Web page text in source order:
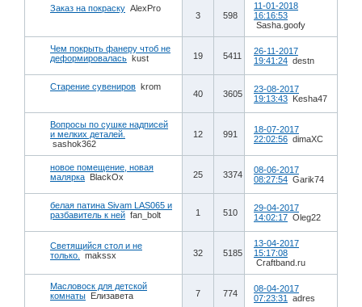
Заказ на покраску AlexPro
3 598
11-01-2018
16:16:53
Sasha.goofy
Чем покрыть фанеру чтоб не
деформировалась kust 19 5411
26-11-2017
19:41:24 destn
Старение сувениров krom
40 3605
23-08-2017
19:13:43 Kesha47
Вопросы по сушке надписей
и мелких деталей.
sashok362
12 991
18-07-2017
22:02:56 dimaXC
новое помещение, новая
малярка BlackOx 25 3374
08-06-2017
08:27:54 Garik74
белая патина Sivam LAS065 и
разбавитель к ней fan_bolt 1 510
29-04-2017
14:02:17 Oleg22
Светящийся стол и не
только.
makssx 32 5185
13-04-2017
15:17:08
Craftband.ru
Масловоск для детской
комнаты Елизавета 7 774
08-04-2017
07:23:31
adres